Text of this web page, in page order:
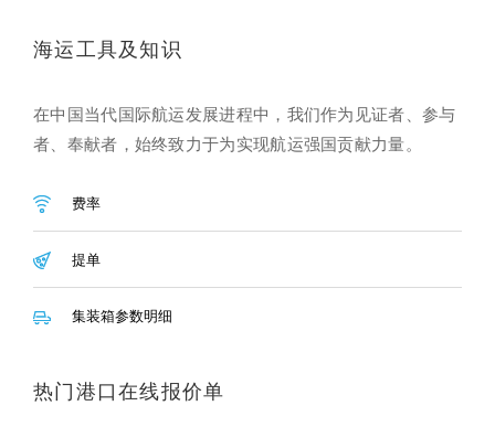
海运工具及知识
在中国当代国际航运发展进程中，我们作为见证者、参与
者、奉献者，始终致力于为实现航运强国贡献力量。
费率
提单
集装箱参数明细
热门港口在线报价单